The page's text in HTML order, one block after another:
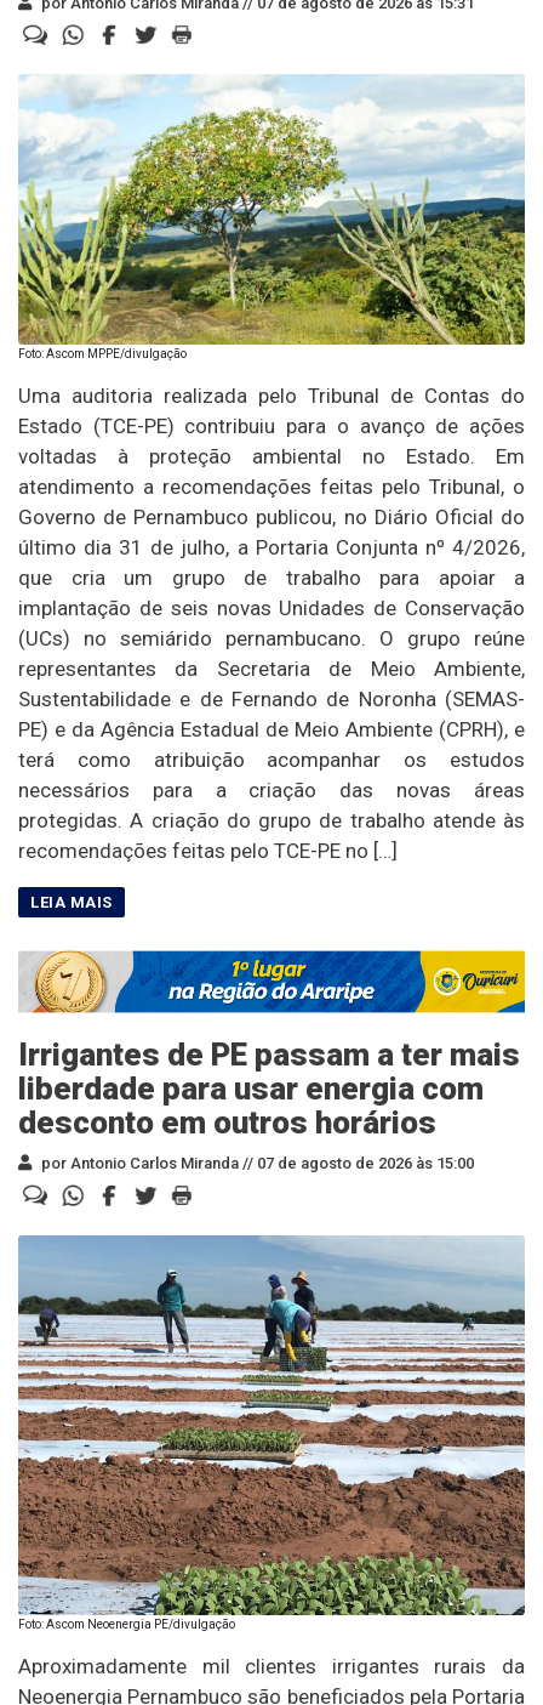
Foto: Ascom MPPE/divulgação
Uma auditoria realizada pelo Tribunal de Contas do
Estado (TCE-PE) contribuiu para o avanço de ações
voltadas à proteção ambiental no Estado. Em
atendimento a recomendações feitas pelo Tribunal, o
Governo de Pernambuco publicou, no Diário Oficial do
último dia 31 de julho, a Portaria Conjunta nº 4/2026,
que cria um grupo de trabalho para apoiar a
implantação de seis novas Unidades de Conservação
(UCs) no semiárido pernambucano. O grupo reúne
representantes da Secretaria de Meio Ambiente,
Sustentabilidade e de Fernando de Noronha (SEMAS-
PE) e da Agência Estadual de Meio Ambiente (CPRH), e
terá como atribuição acompanhar os estudos
necessários para a criação das novas áreas
protegidas. A criação do grupo de trabalho atende às
recomendações feitas pelo TCE-PE no […]
Irrigantes de PE passam a ter mais
liberdade para usar energia com
desconto em outros horários
por Antonio Carlos Miranda // 07 de agosto de 2026 às 15:00
Foto: Ascom Neoenergia PE/divulgação
Aproximadamente mil clientes irrigantes rurais da
Neoenergia Pernambuco são beneficiados pela Portaria